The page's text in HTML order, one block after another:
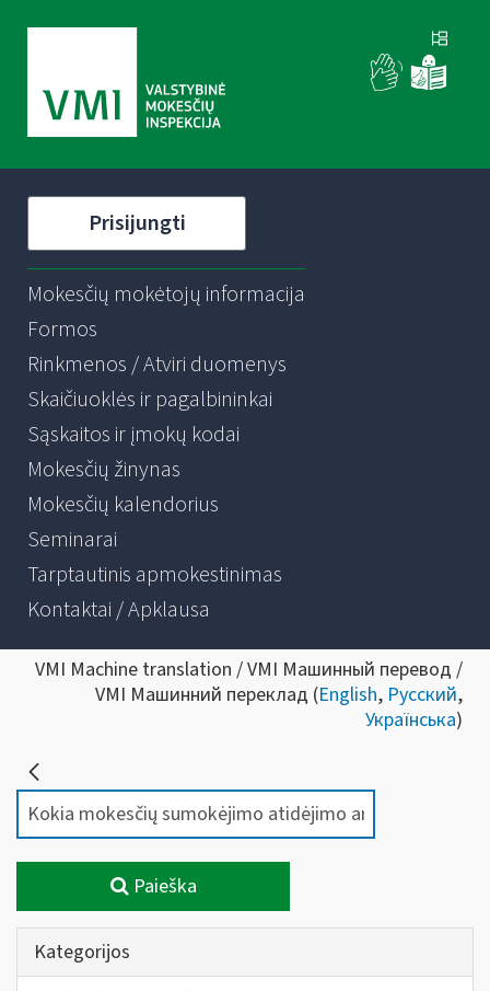
Prisijungti
Mokesčių mokėtojų informacija
Formos
Rinkmenos / Atviri duomenys
Skaičiuoklės ir pagalbininkai
Sąskaitos ir įmokų kodai
Mokesčių žinynas
Mokesčių kalendorius
Seminarai
Tarptautinis apmokestinimas
Kontaktai / Apklausa
VMI Machine translation / VMI Машинный перевод /
VMI Машинний переклад (English, Русский,
Українська)
Paieška
Kategorijos